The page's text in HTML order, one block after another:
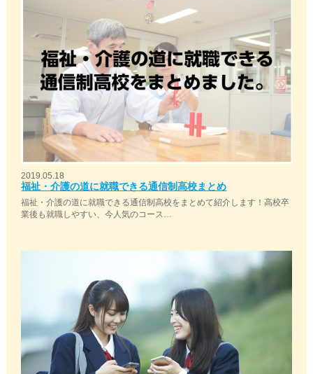
2019.05.18
福祉・介護の道に就職できる通信制高校まとめ
福祉・介護の道に就職できる通信制高校をまとめて紹介します！高校卒
業後も就職しやすい、今人気のコース…